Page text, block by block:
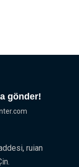
gönder!
ruian